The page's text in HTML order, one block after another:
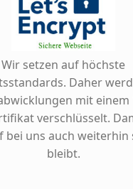
Wir setzen auf höchste
Daher
mit einem
verschlüsselt.
bei uns auch weiterhin
bleibt.